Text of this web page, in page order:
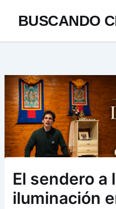
BUSCANDO
El sendero a
iluminación